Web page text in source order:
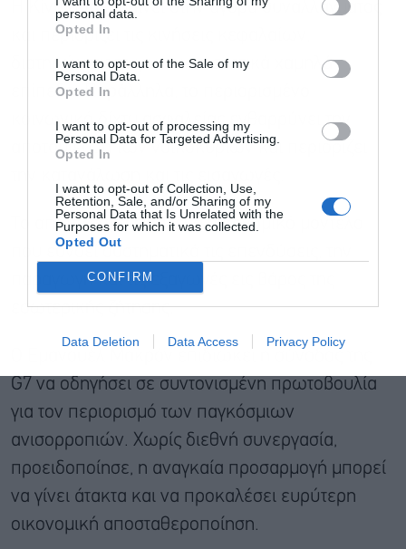
personal data.
Opted In
I want to opt-out of the Sale of my
Personal Data.
Opted In
I want to opt-out of processing my
Personal Data for Targeted Advertising.
Opted In
I want to opt-out of Collection, Use,
Retention, Sale, and/or Sharing of my
Personal Data that Is Unrelated with the
Purposes for which it was collected.
Opted Out
CONFIRM
Data Deletion Data Access Privacy Policy
Η Κίνα παρεμβαίνει στην αγορά συναλλάγματος
και περιορίζει τις κινήσεις κεφαλαίων,
διατηρώντας το γουάν σε σχετικά χαμηλά
επίπεδα. Παράλληλα, το περιορισμένο
κοινωνικό δίχτυ ασφαλείας ενθαρρύνει την
αποταμίευση των νοικοκυριών και περιορίζει
Το αποτέλεσμα είναι ένα οικονομικό μοντέλο
που ευνοεί συστηματικά τις επενδύσεις, την
παραγωγή και τις εξαγωγές εις βάρος της
εσωτερικής ζήτησης.
G7 να οδηγήσει σε συντονισμένη πρωτοβουλία
για τον περιορισμό των παγκόσμιων
ανισορροπιών. Χωρίς διεθνή συνεργασία,
προειδοποίησε, η αναγκαία προσαρμογή μπορεί
να γίνει άτακτα και να προκαλέσει ευρύτερη
οικονομική αποσταθεροποίηση.
και την πολιτική απορρήτου